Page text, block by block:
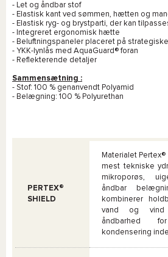
- Let og åndbar stof
- Elastisk kant ved sømmen, hætten og
- Elastisk ryg- og brystparti, der kan
- Integreret ergonomisk hætte
- Beluftningspaneler placeret på
- YKK-lynlås med AquaGuard® foran
- Reflekterende detaljer
Sammensætning :
- Stof: 100 % genanvendt Polyamid
- Belægning: 100 % Polyurethan
PERTEX®
SHIELD
Materialet
mest tekniske
mikroporøs,
åndbar
kombinerer
vand og vind
åndbarhed
kondensering